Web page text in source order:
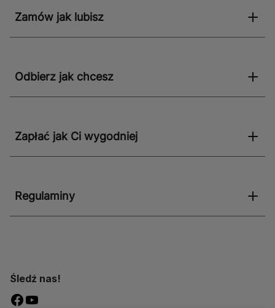
wybiera się je do instalacji przemysłowych.
Zamów jak lubisz
Odbierz jak chcesz
Zapłać jak Ci wygodniej
Regulaminy
Śledź nas!